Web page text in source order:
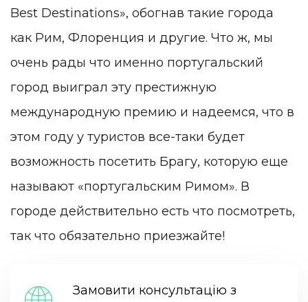
Best Destinations», обогнав такие города
как Рим, Флоренция и другие. Что ж, мы
очень рады что именно португальский
город выиграл эту престижную
международную премию и надеемся, что в
этом году у туристов все-таки будет
возможность посетить Брагу, которую еще
называют «португальским Римом». В
городе действительно есть что посмотреть,
так что обязательно приезжайте!
Замовити консультацію з